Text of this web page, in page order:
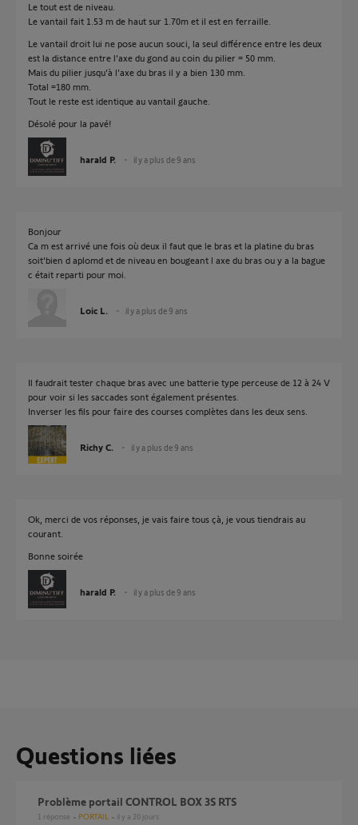
Le tout est de niveau.
Le vantail fait 1.53 m de haut sur 1.70m et il est en ferraille.
Le vantail droit lui ne pose aucun souci, la seul différence entre les deux
est la distance entre l'axe du gond au coin du pilier = 50 mm.
Mais du pilier jusqu'à l'axe du bras il y a bien 130 mm.
Total =180 mm.
Tout le reste est identique au vantail gauche.
Désolé pour la pavé!
harald P. il y a plus de 9 ans
Bonjour
Ca m est arrivé une fois où deux il faut que le bras et la platine du bras
soit'bien d aplomd et de niveau en bougeant l axe du bras ou y a la bague
c était reparti pour moi.
Loic L. il y a plus de 9 ans
Il faudrait tester chaque bras avec une batterie type perceuse de 12 à 24 V
pour voir si les saccades sont également présentes.
Inverser les fils pour faire des courses complètes dans les deux sens.
Richy C. il y a plus de 9 ans
Ok, merci de vos réponses, je vais faire tous çà, je vous tiendrais au
courant.
Bonne soirée
harald P. il y a plus de 9 ans
Questions liées
Problème portail CONTROL BOX 3S RTS
1 réponse PORTAIL il y a 20 jours